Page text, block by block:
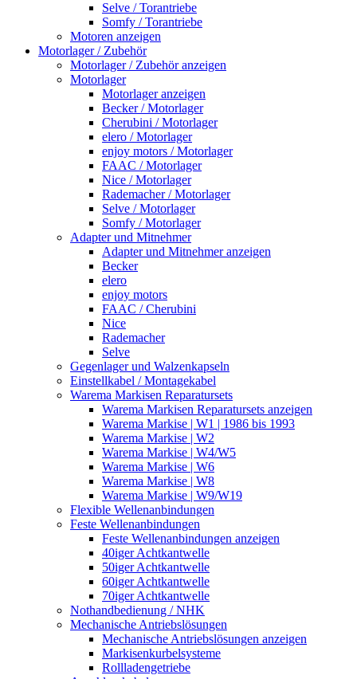
Selve / Torantriebe
Somfy / Torantriebe
Motoren anzeigen
Motorlager / Zubehör
Motorlager / Zubehör anzeigen
Motorlager
Motorlager anzeigen
Becker / Motorlager
Cherubini / Motorlager
elero / Motorlager
enjoy motors / Motorlager
FAAC / Motorlager
Nice / Motorlager
Rademacher / Motorlager
Selve / Motorlager
Somfy / Motorlager
Adapter und Mitnehmer
Adapter und Mitnehmer anzeigen
Becker
elero
enjoy motors
FAAC / Cherubini
Nice
Rademacher
Selve
Gegenlager und Walzenkapseln
Einstellkabel / Montagekabel
Warema Markisen Reparatursets
Warema Markisen Reparatursets anzeigen
Warema Markise | W1 | 1986 bis 1993
Warema Markise | W2
Warema Markise | W4/W5
Warema Markise | W6
Warema Markise | W8
Warema Markise | W9/W19
Flexible Wellenanbindungen
Feste Wellenanbindungen
Feste Wellenanbindungen anzeigen
40iger Achtkantwelle
50iger Achtkantwelle
60iger Achtkantwelle
70iger Achtkantwelle
Nothandbedienung / NHK
Mechanische Antriebslösungen
Mechanische Antriebslösungen anzeigen
Markisenkurbelsysteme
Rollladengetriebe